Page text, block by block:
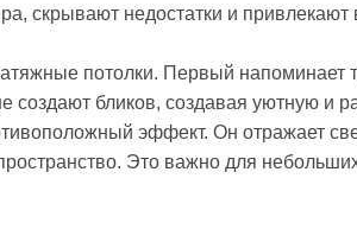
скрывают недостатки и
потолки. Первый напоминает
создают бликов, создавая уютную и
эффект. Он отражает
Это важно для